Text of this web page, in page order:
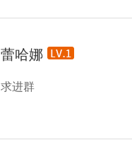
蕾哈娜
求进群